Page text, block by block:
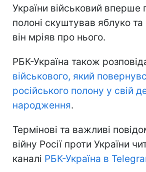
України військовий вперше
полоні скуштував яблуко та
він мріяв про нього.
РБК-Україна також
військового, який
російського полону у свій
народження.
Термінові та важливі
війну Росії проти України
каналі РБК-Україна в